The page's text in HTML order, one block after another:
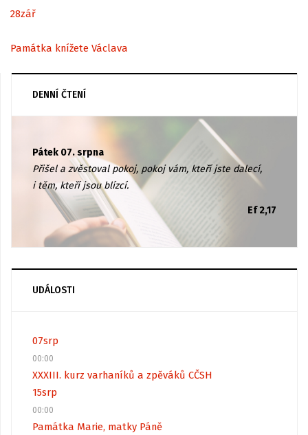
28zář
Památka knížete Václava
DENNÍ ČTENÍ
Pátek 07. srpna
Přišel a zvěstoval pokoj, pokoj vám, kteří jste dalecí,
i těm, kteří jsou blízcí.
Ef 2,17
UDÁLOSTI
07srp
00:00
XXXIII. kurz varhaníků a zpěváků CČSH
15srp
00:00
Památka Marie, matky Páně